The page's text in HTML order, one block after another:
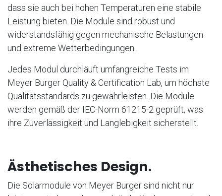
dass sie auch bei hohen Temperaturen eine stabile
Leistung bieten. Die Module sind robust und
widerstandsfähig gegen mechanische Belastungen
und extreme Wetterbedingungen.
Jedes Modul durchläuft umfangreiche Tests im
Meyer Burger Quality & Certification Lab, um höchste
Qualitätsstandards zu gewährleisten. Die Module
werden gemäß der IEC-Norm 61215-2 geprüft, was
ihre Zuverlässigkeit und Langlebigkeit sicherstellt.
Ästhetisches Design.
Die Solarmodule von Meyer Burger sind nicht nur